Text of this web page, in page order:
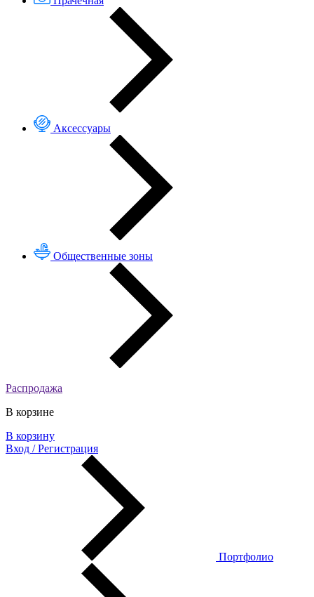
Аксессуары
Общественные зоны
Распродажа
В корзине
В корзину
Вход / Регистрация
Портфолио